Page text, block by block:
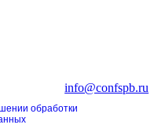
70, E-mail:info@confspb.ru
обработки